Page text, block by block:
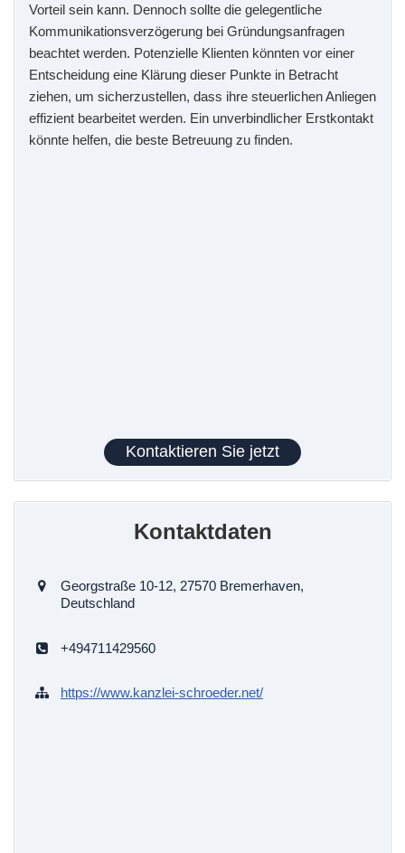
Vorteil sein kann. Dennoch sollte die gelegentliche
Kommunikationsverzögerung bei Gründungsanfragen
beachtet werden. Potenzielle Klienten könnten vor einer
Entscheidung eine Klärung dieser Punkte in Betracht
ziehen, um sicherzustellen, dass ihre steuerlichen Anliegen
effizient bearbeitet werden. Ein unverbindlicher Erstkontakt
könnte helfen, die beste Betreuung zu finden.
Kontaktieren Sie jetzt
Kontaktdaten
Georgstraße 10-12, 27570 Bremerhaven,
Deutschland
+494711429560
https://www.kanzlei-schroeder.net/